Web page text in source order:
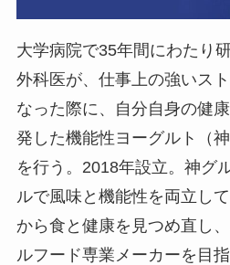
大学病院で35年間にわたり
外科医が、仕事上の強いス
なった際に、自分自身の健
発した機能性ヨーグルト（
を行う。2018年設立。神グ
ルで風味と機能性を両立し
から食と健康を見つめ直し
ルフード専業メーカーを目